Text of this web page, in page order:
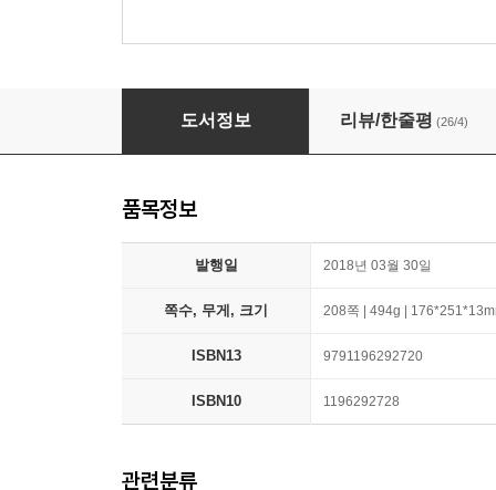
그 남자의 요리
도서정보 리뷰/한줄평 (26/4)
품목정보
발행일 2018년 03월 30일
쪽수, 무게, 크기 208쪽 | 494g |
ISBN13 9791196292720
ISBN10 1196292728
관련분류